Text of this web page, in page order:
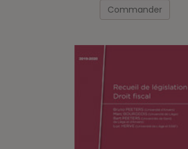
Commander
a
être
sur
la